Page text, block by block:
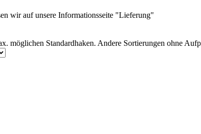
wir auf unsere Informationsseite "Lieferung"
möglichen Standardhaken. Andere Sortierungen ohne